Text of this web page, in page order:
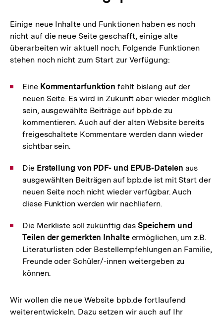
Einige neue Inhalte und Funktionen haben es noch
nicht auf die neue Seite geschafft, einige alte
überarbeiten wir aktuell noch. Folgende Funktionen
stehen noch nicht zum Start zur Verfügung:
Eine Kommentarfunktion fehlt bislang auf der
neuen Seite. Es wird in Zukunft aber wieder möglich
sein, ausgewählte Beiträge auf bpb.de zu
kommentieren. Auch auf der alten Website bereits
freigeschaltete Kommentare werden dann wieder
sichtbar sein.
Die Erstellung von PDF- und EPUB-Dateien aus
ausgewählten Beiträgen auf bpb.de ist mit Start der
neuen Seite noch nicht wieder verfügbar. Auch
diese Funktion werden wir nachliefern.
Die Merkliste soll zukünftig dasSpeichern und
Teilen der gemerkten Inhalteermöglichen, um z.B.
Literaturlisten oder Bestellempfehlungen an Familie,
Freunde oder Schüler/-innen weitergeben zu
können.
Wir wollen die neue Website bpb.de fortlaufend
weiterentwickeln. Dazu setzen wir auch auf Ihr